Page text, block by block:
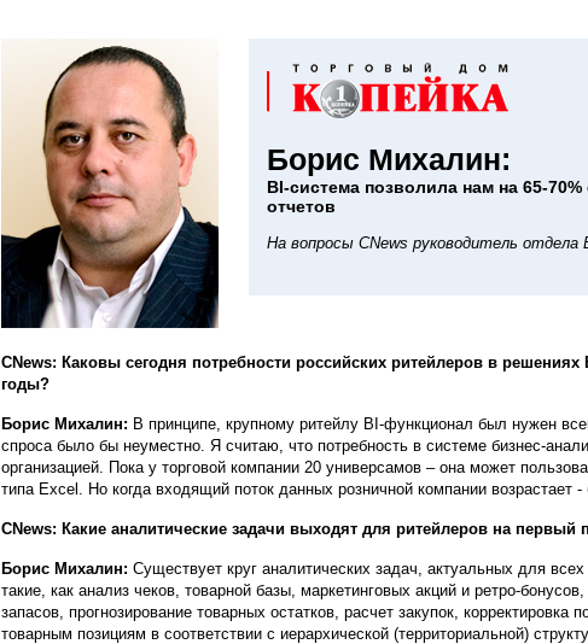
Борис Михалин:
BI-система позволила нам на 65-
отчетов
На вопросы CNews руководитель отдела
CNews: Каковы сегодня потребности российских ритейлеров в
годы?
Борис Михалин: В принципе, крупному ритейлу BI-функционал был нужен
спроса было бы неуместно. Я считаю, что потребность в системе бизнес-
организацией. Пока у торговой компании 20 универсамов – она может
типа Excel. Но когда входящий поток данных розничной компании возрастает
CNews: Какие аналитические задачи выходят для ритейлеров на первый
Борис Михалин: Существует круг аналитических задач, актуальных для
такие, как анализ чеков, товарной базы, маркетинговых акций и ретро-
запасов, прогнозирование товарных остатков, расчет закупок, корректировка
товарным позициям в соответствии с иерархической (территориальной)